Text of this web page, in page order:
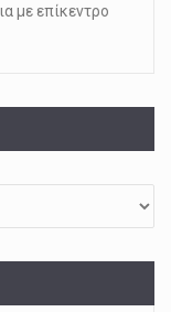
με επίκεντρο